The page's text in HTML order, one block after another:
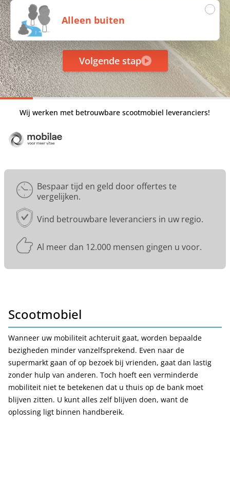
Alleen buiten
Volgende stap
Nee
Vorige Volgende stap
Fietssnelheid
Vorige Volgende stap
Meer dan 20 km
Vorige Volgende stap
Wat is uw postcode?
1234 AB
Vorige
Achternaam
Telefoon
Email
Verzenden
gratis & vrijblijvend
Wij werken met betrouwbare scootmobiel leveranciers!
Bespaar tijd en geld door offertes te
vergelijken.
Vind betrouwbare leveranciers in uw regio.
Al meer dan 12.000 mensen gingen u voor.
Scootmobiel
Wanneer uw mobiliteit achteruit gaat, worden bepaalde
bezigheden minder vanzelfsprekend. Even naar de
supermarkt gaan of op bezoek bij vrienden, gaat dan lastig
zonder hulp van anderen. Toch hoeft een verminderde
mobiliteit niet te betekenen dat u thuis op de bank moet
blijven zitten. U kunt alles zelf blijven doen, want de
oplossing ligt binnen handbereik.